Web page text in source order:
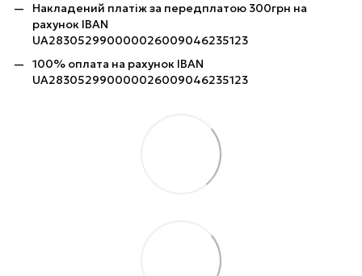
Накладений платіж за передплатою 300грн на
рахунок IBAN
UA283052990000026009046235123
100% оплата на рахунок IBAN
UA283052990000026009046235123